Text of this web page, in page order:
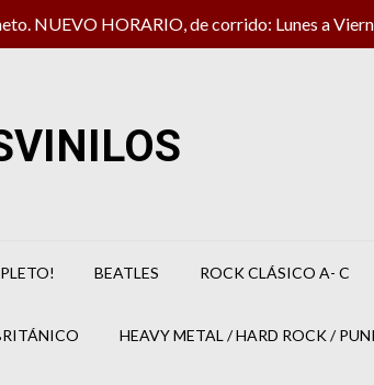
NUEVO HORARIO, de corrido: Lunes a
BEATLES ROCK CLÁSICO A- C
HEAVY METAL / HARD ROCK /